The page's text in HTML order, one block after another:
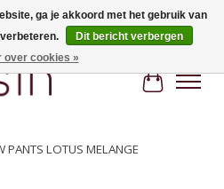
Gratis verzending vanaf €100
PANTS LOTUS MELANGE
ga je akkoord met het gebruik van
Dit bericht verbergen
over cookies »